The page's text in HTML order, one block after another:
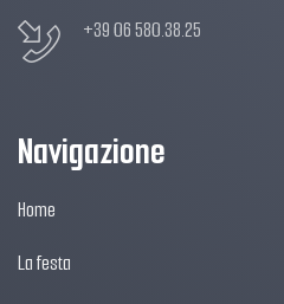
+39 06 580.38.25
Navigazione
Home
La festa